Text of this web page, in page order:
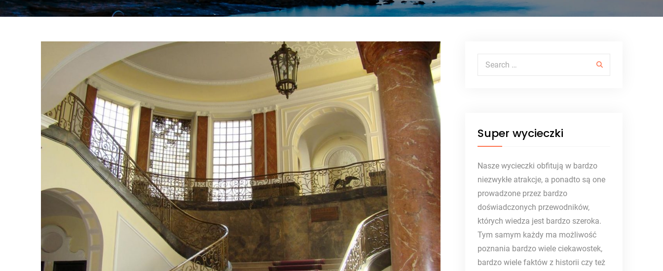
Search for:
Super wycieczki
Nasze wycieczki obfitują w bardzo
niezwykłe atrakcje, a ponadto są one
prowadzone przez bardzo
doświadczonych przewodników,
których wiedza jest bardzo szeroka.
Tym samym każdy ma możliwość
poznania bardzo wiele ciekawostek,
bardzo wiele faktów z historii czy też